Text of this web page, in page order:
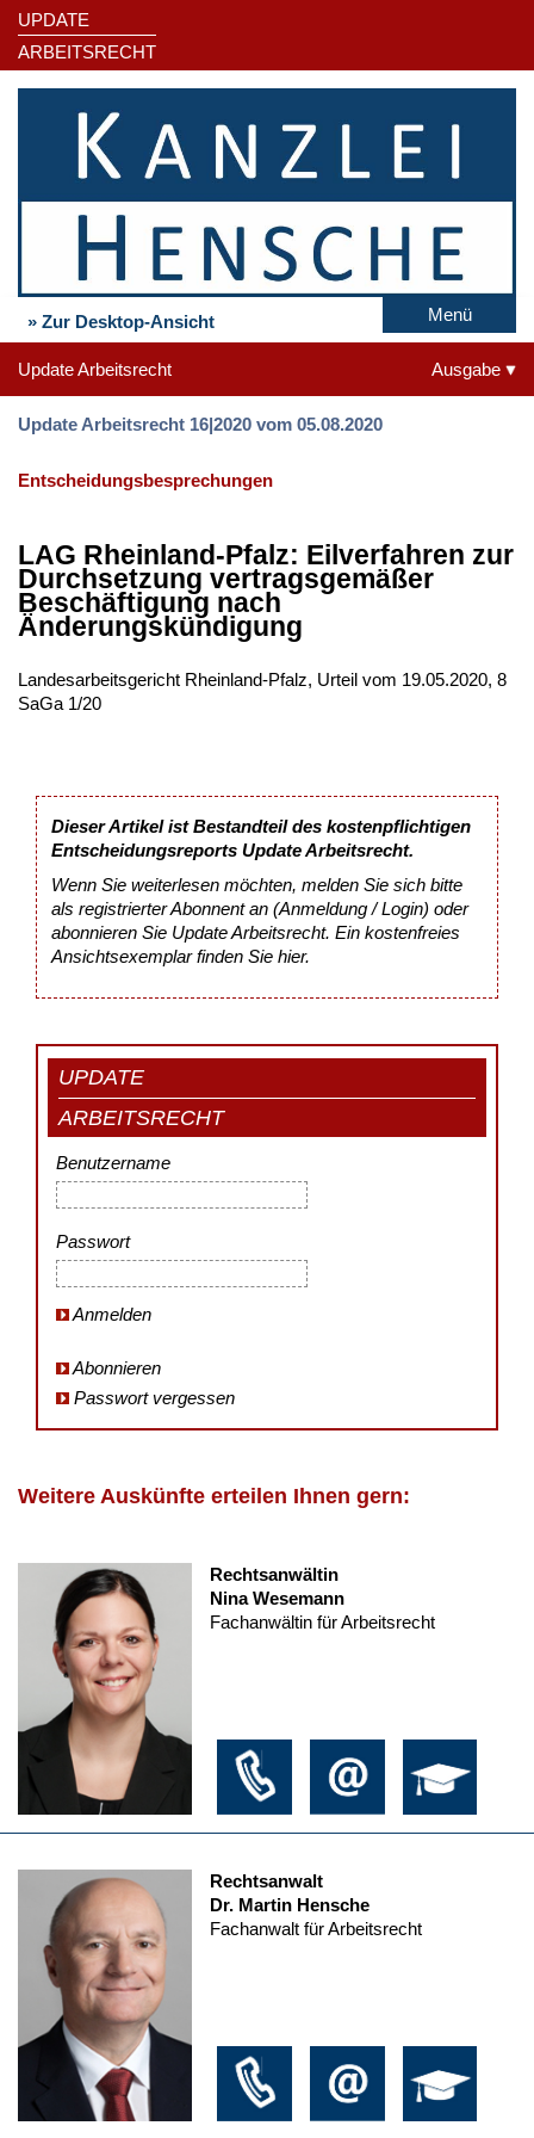
UPDATE
ARBEITSRECHT
» Zur Desktop-Ansicht Menü
Update Arbeitsrecht Ausgabe
Update Arbeitsrecht 16|2020 vom 05.08.2020
Entscheidungsbesprechungen
LAG Rheinland-Pfalz: Eilverfahren zur
Durchsetzung vertragsgemäßer
Beschäftigung nach
Änderungskündigung
Landesarbeitsgericht Rheinland-Pfalz, Urteil vom 19.05.2020, 8
SaGa 1/20
Dieser Artikel ist Bestandteil des kostenpflichtigen
Entscheidungsreports Update Arbeitsrecht.
Wenn Sie weiterlesen möchten, melden Sie sich bitte
als registrierter Abonnent an (Anmeldung / Login) oder
abonnieren Sie Update Arbeitsrecht. Ein kostenfreies
Ansichtsexemplar finden Sie hier.
UPDATE
ARBEITSRECHT
Benutzername
Passwort
Anmelden
Abonnieren
Passwort vergessen
Weitere Auskünfte erteilen Ihnen gern:
Rechtsanwältin
Nina Wesemann
Fachanwältin für Arbeitsrecht
Rechtsanwalt
Dr. Martin Hensche
Fachanwalt für Arbeitsrecht